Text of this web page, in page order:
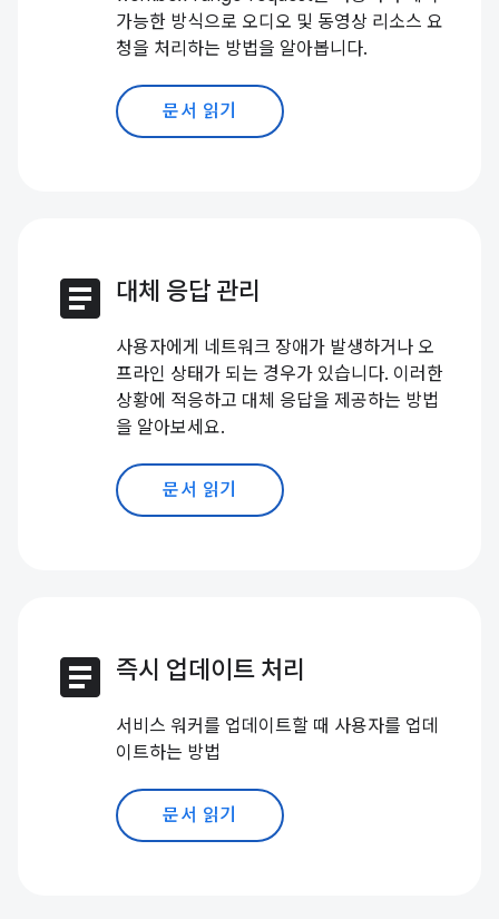
가능한 방식으로 오디오 및 동영상 리소스 요
청을 처리하는 방법을 알아봅니다.
문서 읽기
article 대체 응답 관리
사용자에게 네트워크 장애가 발생하거나 오
프라인 상태가 되는 경우가 있습니다. 이러한
상황에 적응하고 대체 응답을 제공하는 방법
을 알아보세요.
문서 읽기
article 즉시 업데이트 처리
서비스 워커를 업데이트할 때 사용자를 업데
이트하는 방법
문서 읽기